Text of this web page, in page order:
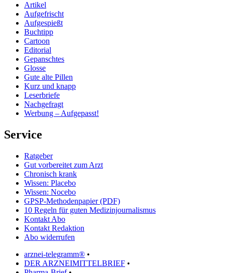
Artikel
Aufgefrischt
Aufgespießt
Buchtipp
Cartoon
Editorial
Gepanschtes
Glosse
Gute alte Pillen
Kurz und knapp
Leserbriefe
Nachgefragt
Werbung – Aufgepasst!
Service
Ratgeber
Gut vorbereitet zum Arzt
Chronisch krank
Wissen: Placebo
Wissen: Nocebo
GPSP-Methodenpapier (PDF)
10 Regeln für guten Medizinjournalismus
Kontakt Abo
Kontakt Redaktion
Abo widerrufen
arznei-telegramm® •
DER ARZNEIMITTELBRIEF •